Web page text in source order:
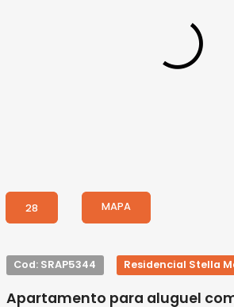
28 MAPA
Cod: SRAP5344 Residencial Stella
Apartamento para aluguel